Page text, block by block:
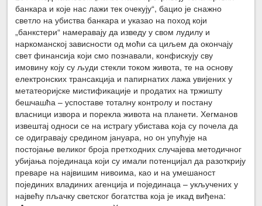
банкара и које нас лажи тек очекују“, бацио је снажно
светло на убиства банкара и указао на поход који
„банкстери“ намеравају да изведу у свом лудилу и
наркоманској зависности од моћи са циљем да окончају
свет финансија који смо познавали, конфискују сву
имовину коју су људи стекли током живота, те на основу
електронских трансакција и папирнатих лажа увијених у
метатеоријске мистификације и продатих на тржишту
бешчашћа – успоставе тоталну контролу и постану
власници извора и порекла живота на планети. Хегманов
извештај односи се на истрагу убистава која су почела да
се одигравају средином јануара, но он упућује на
постојање великог броја претходних случајева методичног
убијања појединаца који су имали потенцијал да разоткрију
преваре на највишим нивоима, као и на умешаност
појединих владиних агенција и појединаца – укључених у
највећу пљачку светског богатства која је икад виђена: